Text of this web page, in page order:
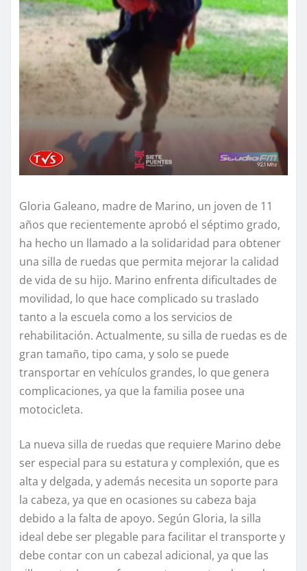
Gloria Galeano, madre de Marino, un joven de 11
años que recientemente aprobó el séptimo grado,
ha hecho un llamado a la solidaridad para obtener
una silla de ruedas que permita mejorar la calidad
de vida de su hijo. Marino enfrenta dificultades de
movilidad, lo que hace complicado su traslado
tanto a la escuela como a los servicios de
rehabilitación. Actualmente, su silla de ruedas es de
gran tamaño, tipo cama, y solo se puede
transportar en vehículos grandes, lo que genera
complicaciones, ya que la familia posee una
motocicleta.
La nueva silla de ruedas que requiere Marino debe
ser especial para su estatura y complexión, que es
alta y delgada, y además necesita un soporte para
la cabeza, ya que en ocasiones su cabeza baja
debido a la falta de apoyo. Según Gloria, la silla
ideal debe ser plegable para facilitar el transporte y
debe contar con un cabezal adicional, ya que las